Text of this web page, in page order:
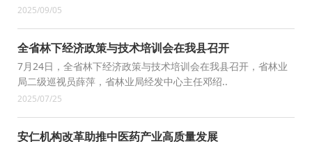
2025/09/05
全省林下经济政策与技术培训会在我县召开
7月24日，全省林下经济政策与技术培训会在我县召开，省林业
局二级巡视员薛萍，省林业局经发中心主任邓绍..
2025/07/25
安仁机构改革助推中医药产业高质量发展